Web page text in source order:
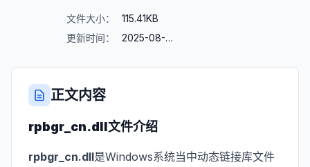
文件大小：
115.41KB
更新时间：
2025-08-23
正文内容
rpbgr_cn.dll文件介绍
rpbgr_cn.dll是Windows系统当中动态链接库文件